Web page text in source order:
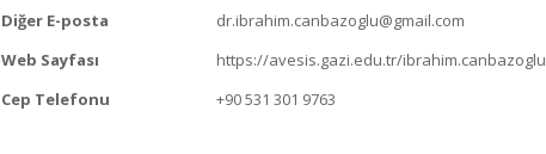
Diğer E-posta
dr.ibrahim.canbazoglu@gmail.com
Web Sayfası
https://avesis.gazi.edu.tr/ibrahim.canbazoglu
Cep Telefonu
+90 531 301 9763